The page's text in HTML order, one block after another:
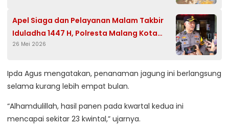
Apel Siaga dan Pelayanan Malam Takbir
Iduladha 1447 H, Polresta Malang Kota
Kerahkan 400 Personel Gabungan Jaga
26 Mei 2026
Ipda Agus mengatakan, penanaman jagung ini berlangsung
selama kurang lebih empat bulan.
“Alhamdulillah, hasil panen pada kwartal kedua ini
mencapai sekitar 23 kwintal,” ujarnya.